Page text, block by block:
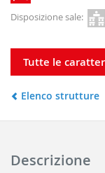
Disposizione sale:
Tutte le
Elenco strutture
Descrizione